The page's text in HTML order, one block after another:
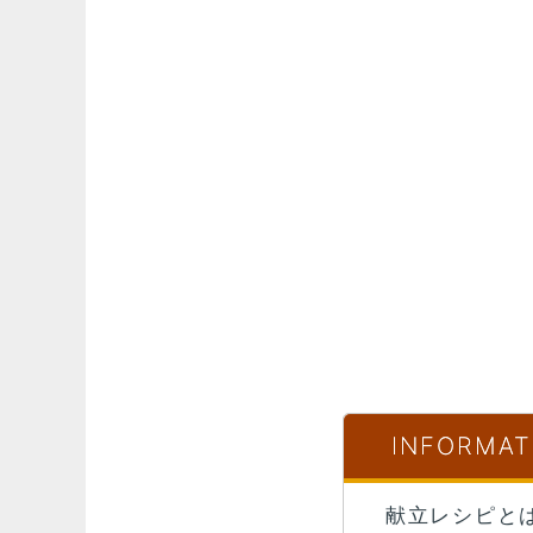
献立レシピと